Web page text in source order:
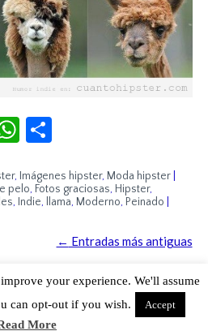
WhatsApp
, Imágenes hipster, Moda hipster
pelo, Fotos graciosas, Hipster,
, Indie, llama, Moderno, Peinado
← Entradas más antiguas
| Aviso legal |Contacto
Todos los derechos reservados
your experience. We'll assume
can opt-out if you wish.
Accept
More